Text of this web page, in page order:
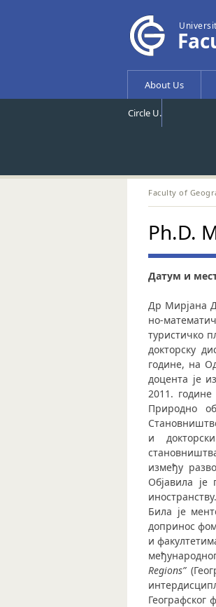
About Us
Circle U.
Faculty of
Ph.D.
Датум и
Др Мирјана
но-
туристичко
докторску
године, на
доцента је
2011.
Природно
и
између
Објавила
Била је
допринос
и
Regions”
Географског